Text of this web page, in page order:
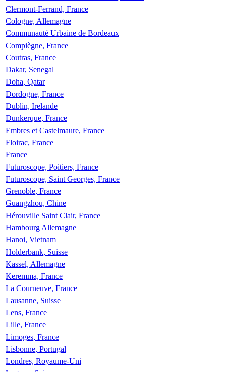
Clermont-Ferrand, France
Cologne, Allemagne
Communauté Urbaine de Bordeaux
Compiègne, France
Coutras, France
Dakar, Senegal
Doha, Qatar
Dordogne, France
Dublin, Irelande
Dunkerque, France
Embres et Castelmaure, France
Floirac, France
France
Futuroscope, Poitiers, France
Futuroscope, Saint Georges, France
Grenoble, France
Guangzhou, Chine
Hérouville Saint Clair, France
Hambourg Allemagne
Hanoi, Vietnam
Holderbank, Suisse
Kassel, Allemagne
Keremma, France
La Courneuve, France
Lausanne, Suisse
Lens, France
Lille, France
Limoges, France
Lisbonne, Portugal
Londres, Royaume-Uni